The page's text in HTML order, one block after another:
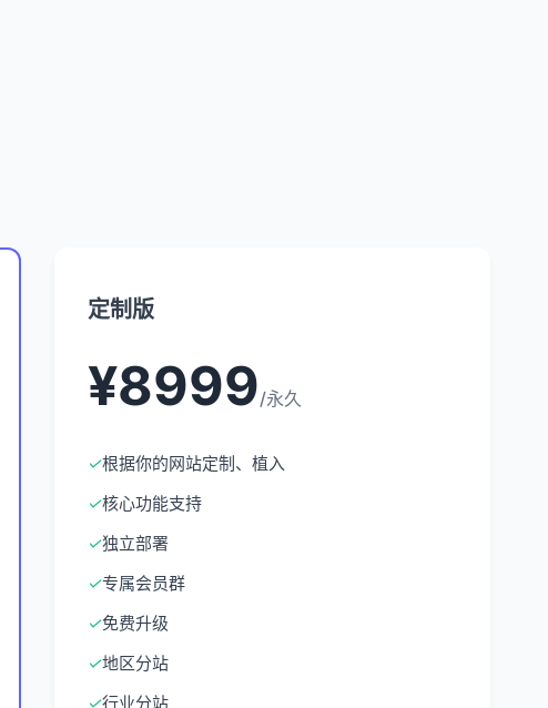
定制版
¥8999/永久
✓根据你的网站定制、植入
✓核心功能支持
✓独立部署
✓专属会员群
✓免费升级
✓地区分站
✓行业分站